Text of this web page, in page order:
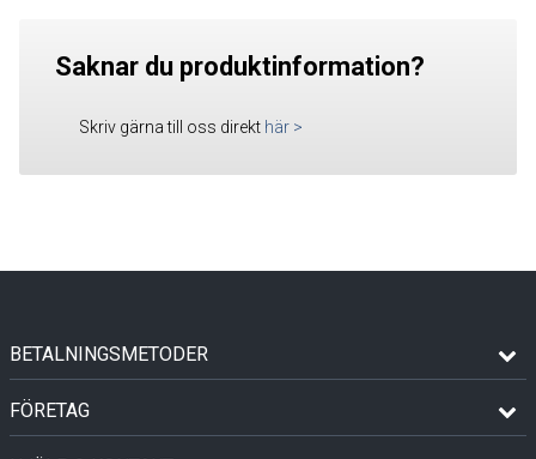
Saknar du produktinformation?
Skriv gärna till oss direkt här >
BETALNINGSMETODER
FÖRETAG